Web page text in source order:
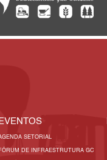
EVENTOS
SETORIAL
DE INFRAESTRUTURA GC